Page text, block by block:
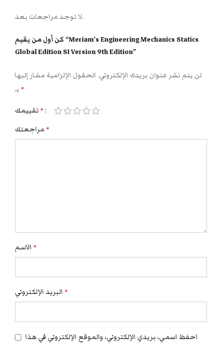
لا توجد مراجعات بعد.
كن أول من يقيم “Meriam’s Engineering Mechanics Statics
Global Edition SI Version 9th Edition”
لن يتم نشر عنوان بريدك الإلكتروني. الحقول الإلزامية مشار إليها
*
*
*
*
*
احفظ اسمي، بريدي الإلكتروني، والموقع الإلكتروني في هذا